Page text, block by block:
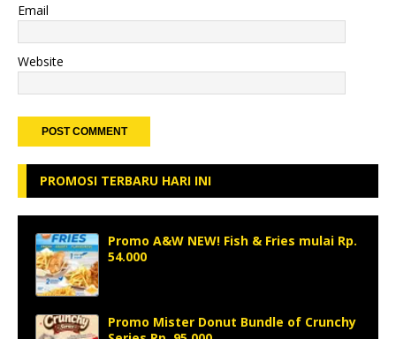
Email
Website
PROMOSI TERBARU HARI INI
Promo A&W NEW! Fish & Fries mulai Rp.
54.000
Promo Mister Donut Bundle of Crunchy